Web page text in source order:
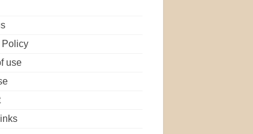
Policy
use